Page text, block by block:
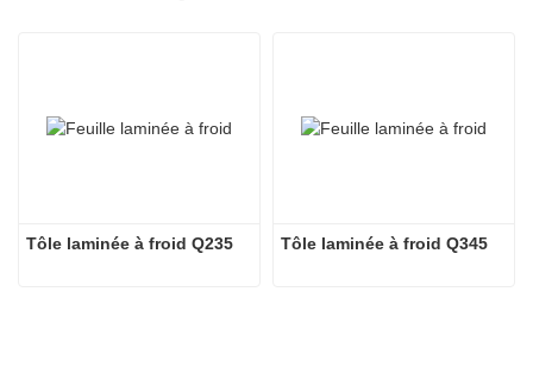
Tôle laminée à froid Q235 Tôle laminée à froid Q345